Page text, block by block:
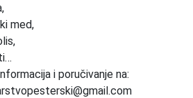
med,
i poručivanje na: